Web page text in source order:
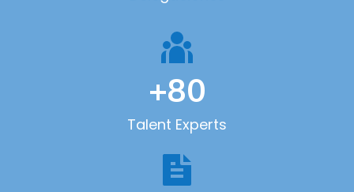
+80
Talent Experts